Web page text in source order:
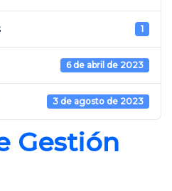
1
6 de abril de 2023
3 de agosto de 2023
Gestión